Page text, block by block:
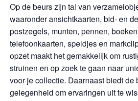
Op de beurs zijn tal van
waaronder ansichtkaarten, bid- en
postzegels, munten, pennen,
telefoonkaarten, speldjes en
opzet maakt het gemakkelijk om
struinen en op zoek te gaan naar
voor je collectie. Daarnaast biedt de
gelegenheid om ervaringen uit te